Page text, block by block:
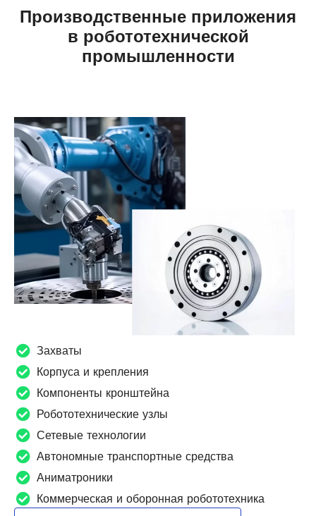
Производственные приложения
в робототехнической
промышленности
Захваты
Корпуса и крепления
Компоненты кронштейна
Робототехнические узлы
Сетевые технологии
Автономные транспортные средства
Аниматроники
Коммерческая и оборонная робототехника